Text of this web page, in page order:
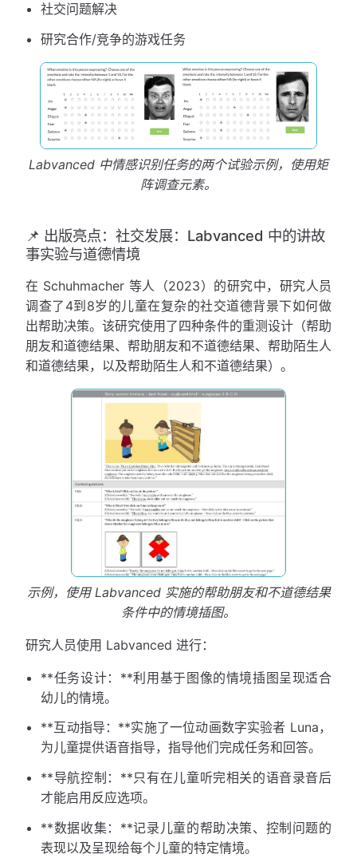
社交问题解决
研究合作/竞争的游戏任务
Labvanced 中情感识别任务的两个试验示例，使用矩
阵调查元素。
📌 出版亮点：社交发展：Labvanced 中的讲故
事实验与道德情境
在 Schuhmacher 等人（2023）的研究中，研究人员
调查了4到8岁的儿童在复杂的社交道德背景下如何做
出帮助决策。该研究使用了四种条件的重测设计（帮助
朋友和道德结果、帮助朋友和不道德结果、帮助陌生人
和道德结果，以及帮助陌生人和不道德结果）。
示例，使用 Labvanced 实施的帮助朋友和不道德结果
条件中的情境插图。
研究人员使用 Labvanced 进行：
**任务设计：**利用基于图像的情境插图呈现适合
幼儿的情境。
**互动指导：**实施了一位动画数字实验者 Luna，
为儿童提供语音指导，指导他们完成任务和回答。
**导航控制：**只有在儿童听完相关的语音录音后
才能启用反应选项。
**数据收集：**记录儿童的帮助决策、控制问题的
表现以及呈现给每个儿童的特定情境。